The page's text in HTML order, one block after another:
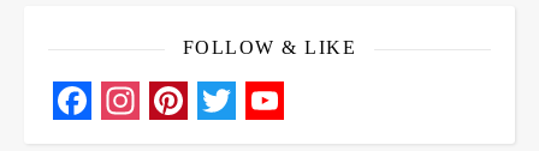
FOLLOW & LIKE
Facebook
Instagram
Pinterest
Twitter
YouTube